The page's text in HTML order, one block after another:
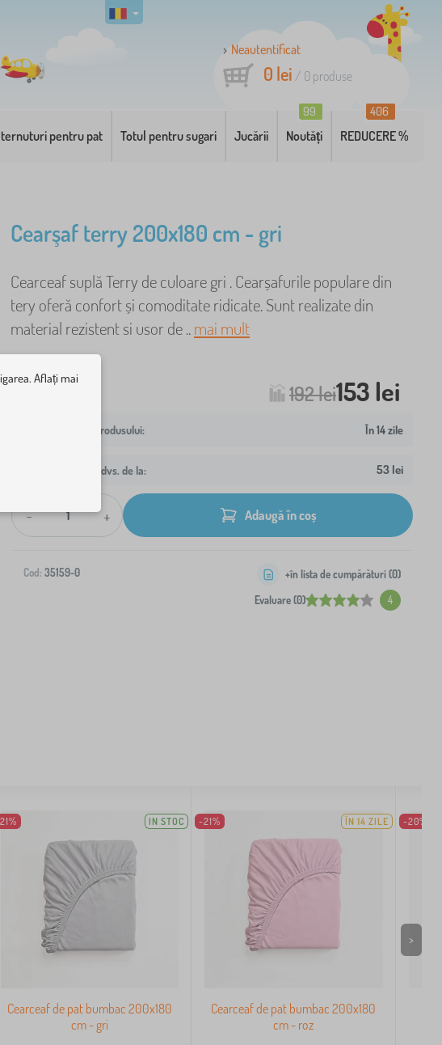
Neautentificat
0 lei / 0 produse
pentru pat Totul pentru sugari Jucării Noutăți
99
REDUCERE %
406
Cearşaf terry 200x180 cm - gri
Cearceaf suplă Terry de culoare gri . Cearșafurile populare din
tery oferă confort și comoditate ridicate. Sunt realizate din
material rezistent si usor de ..mai mult
192 lei153 lei
În 14 zile
Livrare la adresa dvs. de la: 53 lei
- + Adaugă în coș
Cod: 35159-0
Evaluare (0) 4
+în lista de cumpărături (0)
IN STOC
Cearceaf de pat bumbac 200x180
cm - gri
-21% ÎN 14 ZILE
Cearceaf de pat bumbac 200x180
cm - roz
-20%
>
Aflați mai